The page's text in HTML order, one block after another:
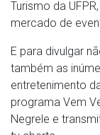
Turismo da
mercado de
E para divulgar
também as
entretenimento
programa Vem
Negrele e